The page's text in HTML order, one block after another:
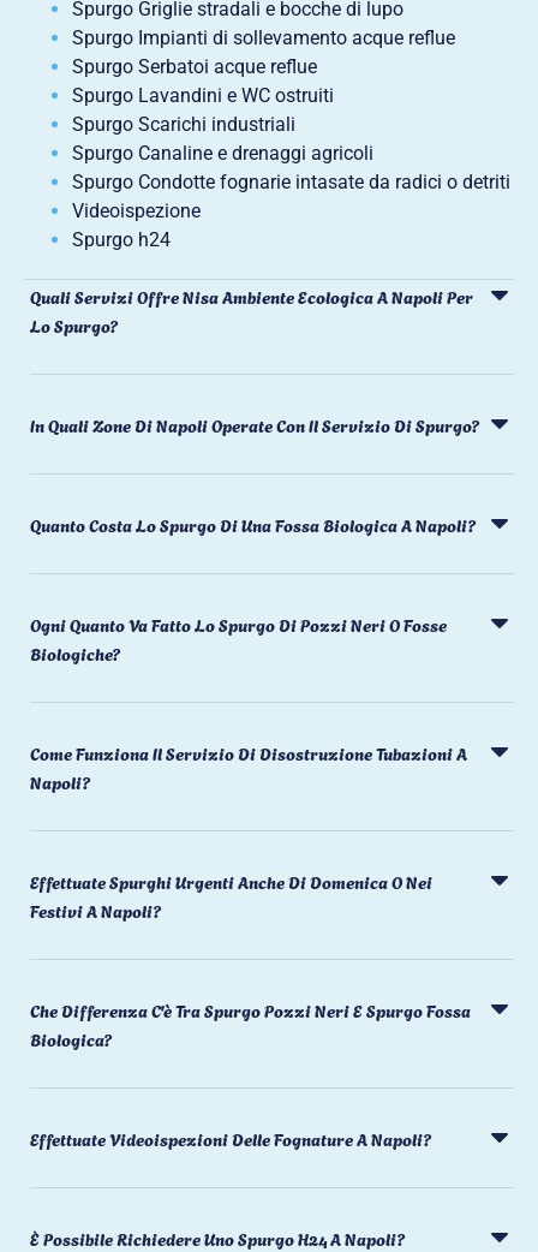
Spurgo Griglie stradali e bocche di lupo
Spurgo Impianti di sollevamento acque reflue
Spurgo Serbatoi acque reflue
Spurgo Lavandini e WC ostruiti
Spurgo Scarichi industriali
Spurgo Canaline e drenaggi agricoli
Spurgo Condotte fognarie intasate da radici o detriti
Videoispezione
Spurgo h24
Quali Servizi Offre Nisa Ambiente Ecologica A Napoli Per
Lo Spurgo?
In Quali Zone Di Napoli Operate Con Il Servizio Di Spurgo?
Quanto Costa Lo Spurgo Di Una Fossa Biologica A Napoli?
Ogni Quanto Va Fatto Lo Spurgo Di Pozzi Neri O Fosse
Biologiche?
Come Funziona Il Servizio Di Disostruzione Tubazioni A
Napoli?
Effettuate Spurghi Urgenti Anche Di Domenica O Nei
Festivi A Napoli?
Che Differenza C'è Tra Spurgo Pozzi Neri E Spurgo Fossa
Biologica?
Effettuate Videoispezioni Delle Fognature A Napoli?
È Possibile Richiedere Uno Spurgo H24 A Napoli?